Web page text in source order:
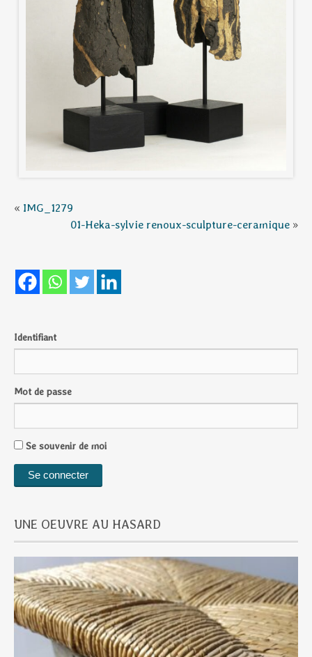
« IMG_1279
01-Heka-sylvie renoux-sculpture-ceramique »
Identifiant
Mot de passe
Se souvenir de moi
UNE OEUVRE AU HASARD